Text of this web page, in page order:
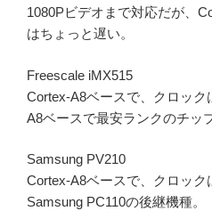
1080Pビデオまで対応だが、
はちょっと遅い。
Freescale iMX515
Cortex-A8ベースで、クロック
A8ベースで最安ランクのチップ
Samsung PV210
Cortex-A8ベースで、クロック
Samsung PC110の後継機種。